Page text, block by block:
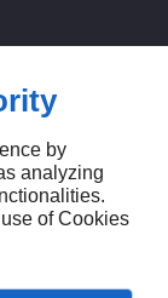
by
analyzing
of Cookies